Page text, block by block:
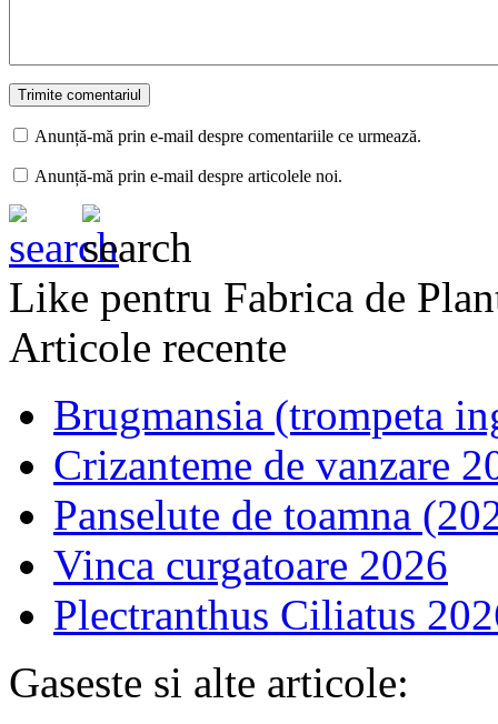
Anunță-mă prin e-mail despre comentariile ce urmează.
Anunță-mă prin e-mail despre articolele noi.
Like pentru Fabrica de
Articole recente
Brugmansia (trompeta
Crizanteme de vanzare
Panselute de toamna
Vinca curgatoare 2026
Plectranthus Ciliatus
Gaseste si alte articole: